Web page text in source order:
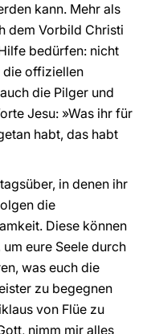
kann. Mehr als
dem Vorbild Christi
bedürfen: nicht
die offiziellen
die Pilger und
Jesu: »Was ihr für
habt, das habt
in denen ihr
die
Diese können
eure Seele durch
was euch die
zu begegnen
von Flüe zu
nimm mir alles